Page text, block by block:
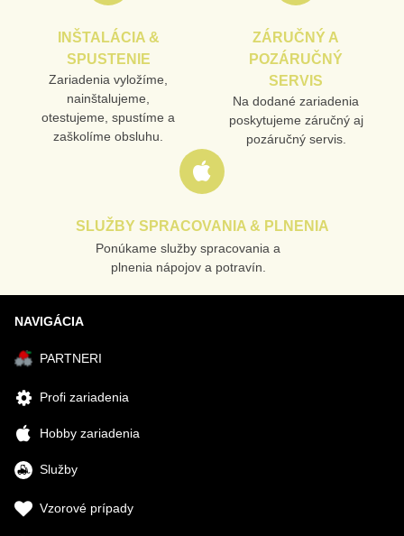
INŠTALÁCIA &
SPUSTENIE
Zariadenia vyložíme,
nainštalujeme,
otestujeme, spustíme a
zaškolíme obsluhu.
ZÁRUČNÝ A
POZÁRUČNÝ
SERVIS
Na dodané zariadenia
poskytujeme záručný aj
pozáručný servis.
SLUŽBY SPRACOVANIA & PLNENIA
Ponúkame služby spracovania a
plnenia nápojov a potravín.
NAVIGÁCIA
PARTNERI
Profi zariadenia
Hobby zariadenia
Služby
Vzorové prípady